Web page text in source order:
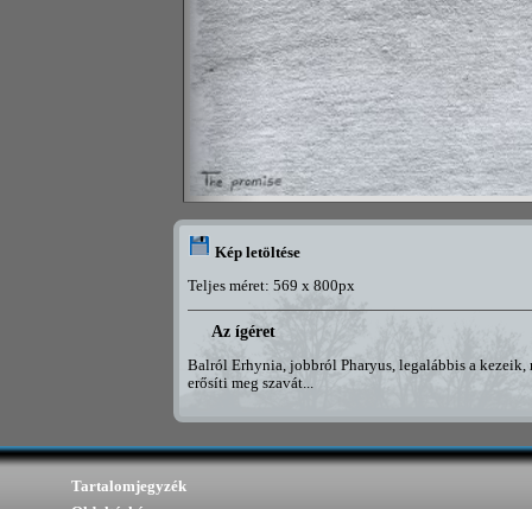
Kép letöltése
Teljes méret: 569 x 800px
Az ígéret
Balról Erhynia, jobbról Pharyus, legalábbis a
erősíti meg szavát...
Tartalomjegyzék